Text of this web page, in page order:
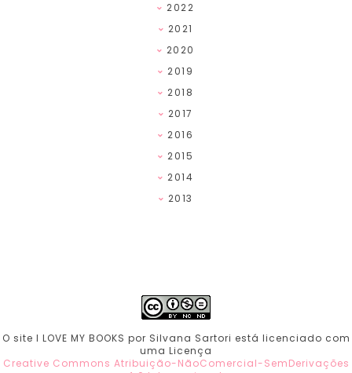
2022
2021
2020
2019
2018
2017
2016
2015
2014
2013
O site I LOVE MY BOOKS por Silvana Sartori está licenciado com
uma Licença
Creative Commons Atribuição-NãoComercial-SemDerivações